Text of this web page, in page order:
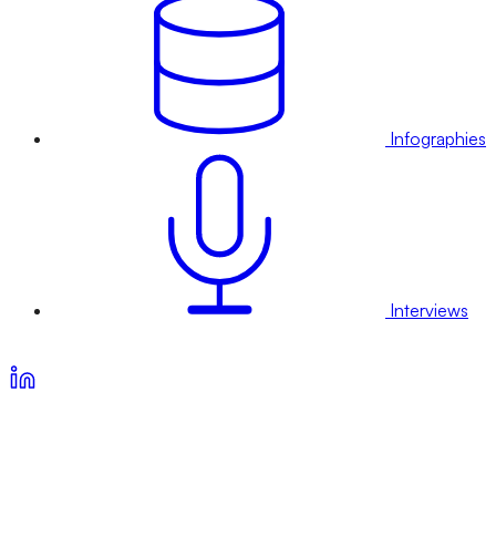
Infographies
Interviews